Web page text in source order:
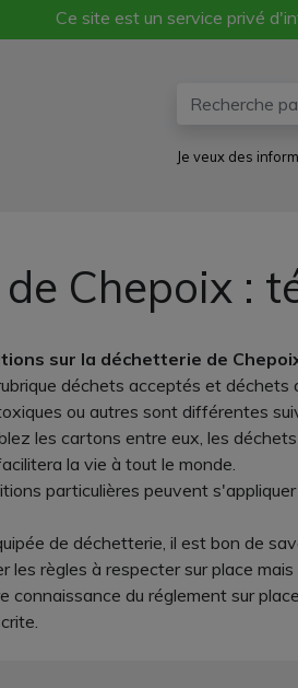
Ce site est un service privé
Je veux des
Chepoix :
sur la déchetterie de
déchets acceptés et
ou autres sont différentes
les cartons entre eux, les
la vie à tout le monde.
particulières peuvent
de déchetterie, il est bon de
les règles à respecter sur place
connaissance du réglement sur